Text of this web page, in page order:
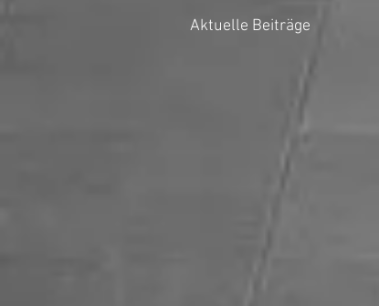
Aktuelle Beiträge